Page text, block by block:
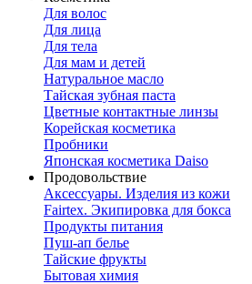
Для волос
Для лица
Для тела
Для мам и детей
Натуральное масло
Тайская зубная паста
Цветные контактные линзы
Корейская косметика
Пробники
Японская косметика Daiso
Продовольствие
Аксессуары. Изделия из кожи
Fairtex. Экипировка для бокса
Продукты питания
Пуш-ап белье
Тайские фрукты
Бытовая химия